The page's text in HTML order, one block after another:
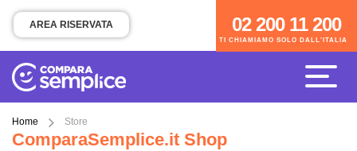
TI CHIAMIAMO SOLO DALL'ITALIA
02 200 11 200
AREA RISERVATA
Home Store
ComparaSemplice.it Shop
02 200 11 200